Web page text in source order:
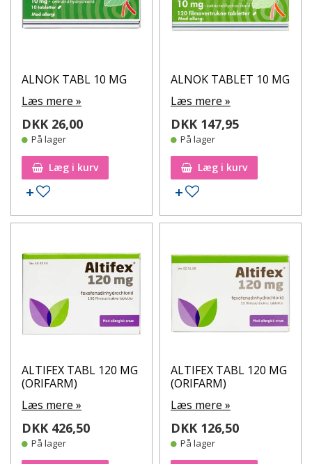
ALNOK TABL 10 MG
Læs mere »
DKK 26,00
På lager
Læg i kurv
Tilføj til ønskeseddel
ALNOK TABLET 10 MG
Læs mere »
DKK 147,95
På lager
Læg i kurv
Tilføj til ønskeseddel
ALTIFEX TABL 120 MG
(ORIFARM)
Læs mere »
DKK 426,50
På lager
ALTIFEX TABL 120 MG
(ORIFARM)
Læs mere »
DKK 126,50
På lager